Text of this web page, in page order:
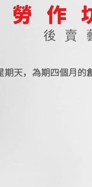
作
後賣
期天，為期四個月的